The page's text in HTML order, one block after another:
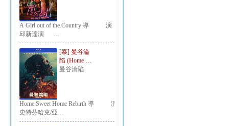
A Girl out of the Country 導 演：
邱新達演 …
[泰] 曼谷淪
陷 (Home …
曼谷淪陷
Home Sweet Home Rebirth 導 演：
史特芬哈克/亞…